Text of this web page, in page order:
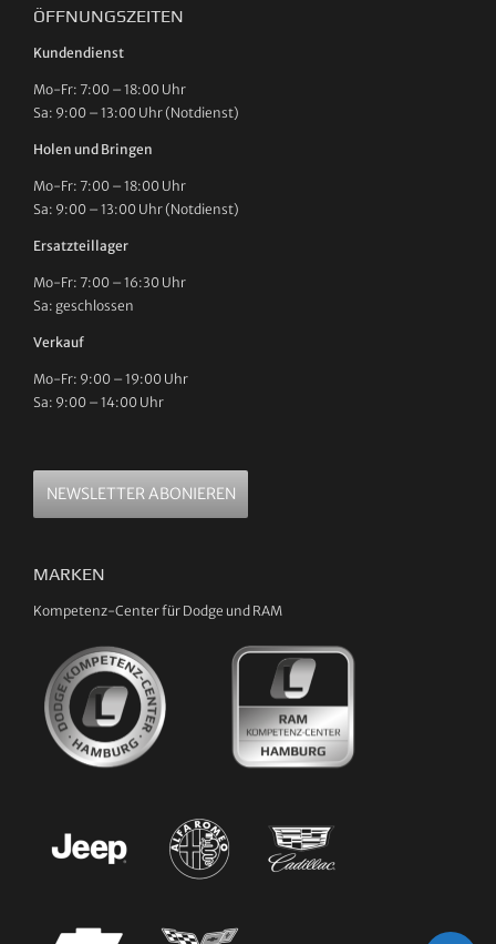
ÖFFNUNGSZEITEN
Kundendienst
Mo-Fr: 7:00 – 18:00 Uhr
Sa: 9:00 – 13:00 Uhr (Notdienst)
Holen und Bringen
Mo-Fr: 7:00 – 18:00 Uhr
Sa: 9:00 – 13:00 Uhr (Notdienst)
Ersatzteillager
Mo-Fr: 7:00 – 16:30 Uhr
Sa: geschlossen
Verkauf
Mo-Fr: 9:00 – 19:00 Uhr
Sa: 9:00 – 14:00 Uhr
NEWSLETTER ABONIEREN
MARKEN
Kompetenz-Center für Dodge und RAM